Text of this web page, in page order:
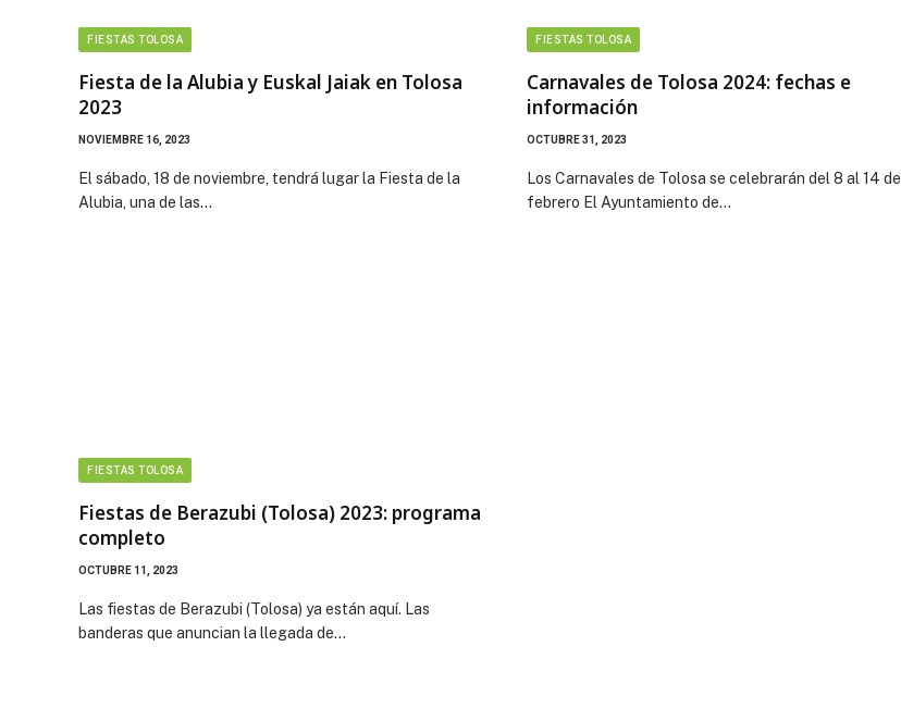
FIESTAS TOLOSA
Fiesta de la Alubia y Euskal Jaiak en Tolosa
2023
NOVIEMBRE 16, 2023
El sábado, 18 de noviembre, tendrá lugar la Fiesta de la
Alubia, una de las…
FIESTAS TOLOSA
Carnavales de Tolosa 2024: fechas e
información
OCTUBRE 31, 2023
Los Carnavales de Tolosa se celebrarán del 8 al 14 de
febrero El Ayuntamiento de…
FIESTAS TOLOSA
Fiestas de Berazubi (Tolosa) 2023: programa
completo
OCTUBRE 11, 2023
Las fiestas de Berazubi (Tolosa) ya están aquí. Las
banderas que anuncian la llegada de…